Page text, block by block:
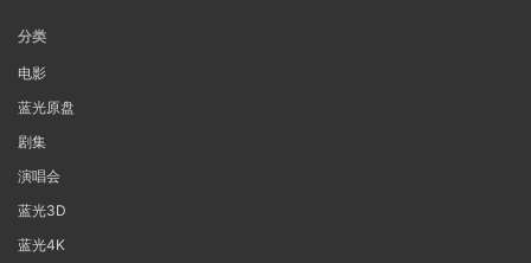
分类
电影
蓝光原盘
剧集
演唱会
蓝光3D
蓝光4K